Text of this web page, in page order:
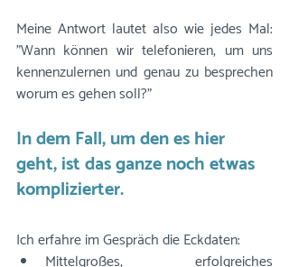
Meine Antwort lautet also wie jedes Mal:
"Wann können wir telefonieren, um uns
kennenzulernen und genau zu besprechen
worum es gehen soll?"
In dem Fall, um den es hier
geht, ist das ganze noch etwas
komplizierter.
Ich erfahre im Gespräch die Eckdaten: